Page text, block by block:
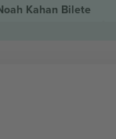
Kahan Bilete